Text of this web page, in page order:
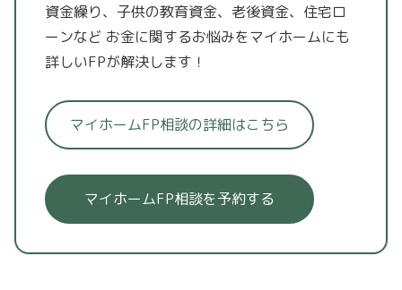
資金繰り、子供の教育資金、老後資金、住宅ロ
ーンなど お金に関するお悩みをマイホームにも
詳しいFPが解決します！
マイホームFP相談の詳細はこちら
マイホームFP相談を予約する